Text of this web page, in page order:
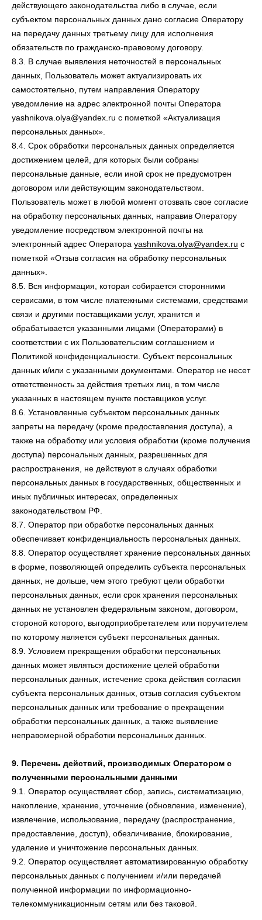
действующего законодательства либо в случае, если
субъектом персональных данных дано согласие Оператору
на передачу данных третьему лицу для исполнения
обязательств по гражданско-правовому договору.
8.3. В случае выявления неточностей в персональных
данных, Пользователь может актуализировать их
самостоятельно, путем направления Оператору
уведомление на адрес электронной почты Оператора
yashnikova.olya@yandex.ru с пометкой «Актуализация
персональных данных».
8.4. Срок обработки персональных данных определяется
достижением целей, для которых были собраны
персональные данные, если иной срок не предусмотрен
договором или действующим законодательством.
Пользователь может в любой момент отозвать свое согласие
на обработку персональных данных, направив Оператору
уведомление посредством электронной почты на
электронный адрес Оператора yashnikova.olya@yandex.ru с
пометкой «Отзыв согласия на обработку персональных
данных».
8.5. Вся информация, которая собирается сторонними
сервисами, в том числе платежными системами, средствами
связи и другими поставщиками услуг, хранится и
обрабатывается указанными лицами (Операторами) в
соответствии с их Пользовательским соглашением и
Политикой конфиденциальности. Субъект персональных
данных и/или с указанными документами. Оператор не несет
ответственность за действия третьих лиц, в том числе
указанных в настоящем пункте поставщиков услуг.
8.6. Установленные субъектом персональных данных
запреты на передачу (кроме предоставления доступа), а
также на обработку или условия обработки (кроме получения
доступа) персональных данных, разрешенных для
распространения, не действуют в случаях обработки
персональных данных в государственных, общественных и
иных публичных интересах, определенных
законодательством РФ.
8.7. Оператор при обработке персональных данных
обеспечивает конфиденциальность персональных данных.
8.8. Оператор осуществляет хранение персональных данных
в форме, позволяющей определить субъекта персональных
данных, не дольше, чем этого требуют цели обработки
персональных данных, если срок хранения персональных
данных не установлен федеральным законом, договором,
стороной которого, выгодоприобретателем или поручителем
по которому является субъект персональных данных.
8.9. Условием прекращения обработки персональных
данных может являться достижение целей обработки
персональных данных, истечение срока действия согласия
субъекта персональных данных, отзыв согласия субъектом
персональных данных или требование о прекращении
обработки персональных данных, а также выявление
неправомерной обработки персональных данных.
9. Перечень действий, производимых Оператором с
полученными персональными данными
9.1. Оператор осуществляет сбор, запись, систематизацию,
накопление, хранение, уточнение (обновление, изменение),
извлечение, использование, передачу (распространение,
предоставление, доступ), обезличивание, блокирование,
удаление и уничтожение персональных данных.
9.2. Оператор осуществляет автоматизированную обработку
персональных данных с получением и/или передачей
полученной информации по информационно-
телекоммуникационным сетям или без таковой.